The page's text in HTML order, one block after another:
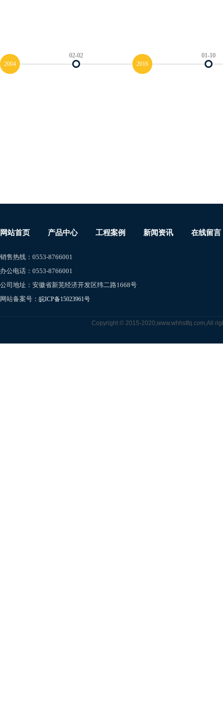
2004
02-02
2016
01-10
网站首页 产品中心 工程案例 新闻资讯 在线留言
销售热线：0553-8766001
办公电话：0553-8766001
公司地址：安徽省新芜经济开发区纬二路1668号
网站备案号： 皖ICP备15023961号
Copyright © 2015-2020,www.whhstfq.com,All